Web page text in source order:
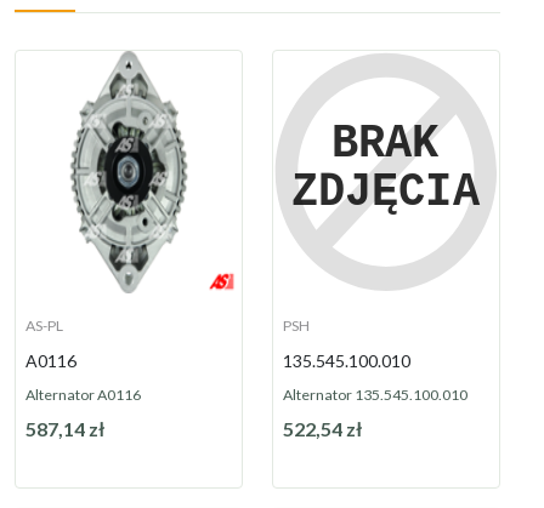
AS-PL
A0116
Alternator A0116
587,14 zł
PSH
135.545.100.010
Alternator 135.545.100.010
522,54 zł